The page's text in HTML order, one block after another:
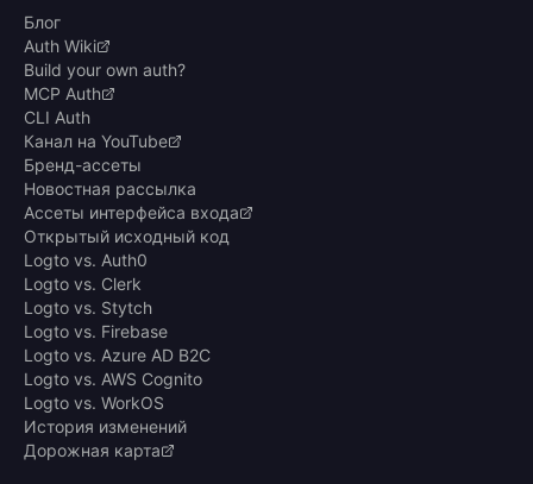
Блог
Auth Wiki
Build your own auth?
MCP Auth
CLI Auth
Канал на YouTube
Бренд-ассеты
Новостная рассылка
Ассеты интерфейса входа
Открытый исходный код
Logto vs. Auth0
Logto vs. Clerk
Logto vs. Stytch
Logto vs. Firebase
Logto vs. Azure AD B2C
Logto vs. AWS Cognito
Logto vs. WorkOS
История изменений
Дорожная карта